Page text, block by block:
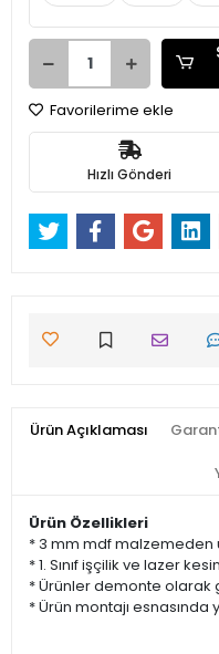
Favorilerime ekle
Hızlı Gönderi
Ürün Açıklaması
Ürün Özellikleri
* 3 mm mdf malzemeden
* 1. Sınıf işçilik ve lazer
* Ürünler demonte olarak
* Ürün montajı esnasında